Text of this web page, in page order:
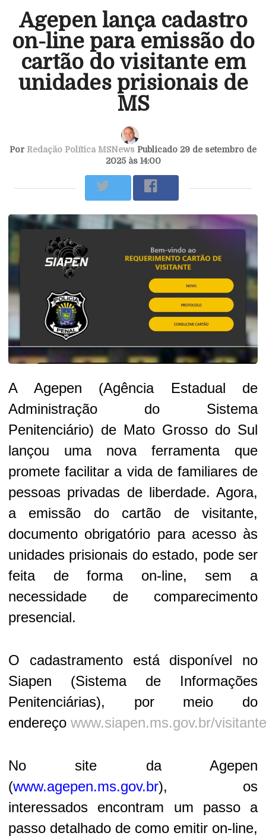
Agepen lança cadastro
on-line para emissão do
cartão do visitante em
unidades prisionais de
MS
Por Redação Política MSNews Publicado 29 de setembro de
2025 às 14:00
A Agepen (Agência Estadual de
Administração do Sistema
Penitenciário) de Mato Grosso do Sul
lançou uma nova ferramenta que
promete facilitar a vida de familiares de
pessoas privadas de liberdade. Agora,
a emissão do cartão de visitante,
documento obrigatório para acesso às
unidades prisionais do estado, pode ser
feita de forma on-line, sem a
necessidade de comparecimento
presencial.
O cadastramento está disponível no
Siapen (Sistema de Informações
Penitenciárias), por meio do
endereço www.siapen.ms.gov.br/visitante
No site da Agepen
(www.agepen.ms.gov.br), os
interessados encontram um passo a
passo detalhado de como emitir on-line,